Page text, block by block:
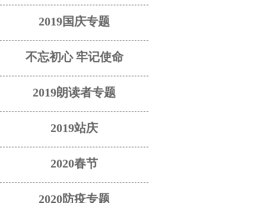
2019国庆专题
不忘初心 牢记使命
2019朗读者专题
2019站庆
2020春节
2020防疫专题